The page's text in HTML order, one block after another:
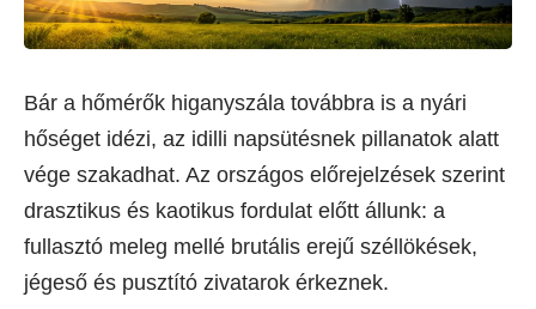
Bár a hőmérők higanyszála továbbra is a nyári
hőséget idézi, az idilli napsütésnek pillanatok alatt
vége szakadhat. Az országos előrejelzések szerint
drasztikus és kaotikus fordulat előtt állunk: a
fullasztó meleg mellé brutális erejű széllökések,
jégeső és pusztító zivatarok érkeznek.